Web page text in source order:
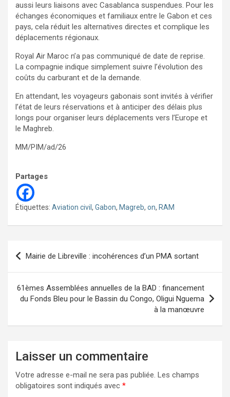
aussi leurs liaisons avec Casablanca suspendues. Pour les
échanges économiques et familiaux entre le Gabon et ces
pays, cela réduit les alternatives directes et complique les
déplacements régionaux.
Royal Air Maroc n’a pas communiqué de date de reprise.
La compagnie indique simplement suivre l’évolution des
coûts du carburant et de la demande.
En attendant, les voyageurs gabonais sont invités à vérifier
l’état de leurs réservations et à anticiper des délais plus
longs pour organiser leurs déplacements vers l’Europe et
le Maghreb.
MM/PIM/ad/26
Partages
Étiquettes: Aviation civil , Gabon, Magreb, on, RAM
Navigation
de
l’article
Mairie de Libreville : incohérences d’un PMA sortant
61èmes Assemblées annuelles de la BAD : financement
du Fonds Bleu pour le Bassin du Congo, Oligui Nguema
à la manœuvre
Laisser un commentaire
Votre adresse e-mail ne sera pas publiée. Les champs
obligatoires sont indiqués avec *